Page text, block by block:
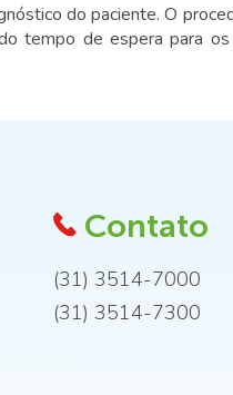
do paciente. O
tempo de espera para
Contato
(31) 3514-7000
(31) 3514-7300